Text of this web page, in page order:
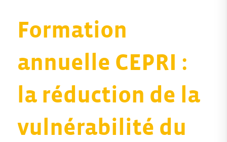
Formation
annuelle CEPRI :
la réduction de la
vulnérabilité du